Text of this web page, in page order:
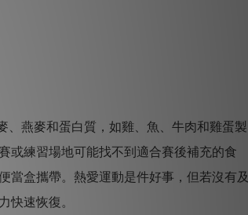
燕麥和蛋白質，如雞、魚、牛肉和雞蛋製
或練習場地可能找不到適合賽後補充的食
當盒攜帶。 熱愛運動是件好事，但若沒有及
快速恢復。